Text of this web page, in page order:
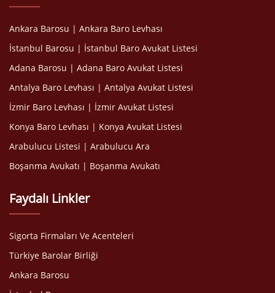
Ankara Barosu | Ankara Baro Levhası
İstanbul Barosu | İstanbul Baro Avukat Listesi
Adana Barosu | Adana Baro Avukat Listesi
Antalya Baro Levhası | Antalya Avukat Listesi
İzmir Baro Levhası | İzmir Avukat Listesi
Konya Baro Levhası | Konya Avukat Listesi
Arabulucu Listesi | Arabulucu Ara
Boşanma Avukatı | Boşanma Avukatı
Faydalı Linkler
Sigorta Firmaları Ve Acenteleri
Türkiye Barolar Birliği
Ankara Barosu